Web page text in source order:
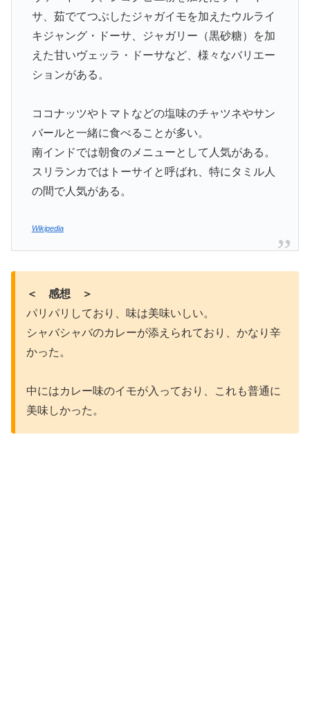
サ、茹でてつぶしたジャガイモを加えたウルライ
キジャング・ドーサ、ジャガリー（黒砂糖）を加
えた甘いヴェッラ・ドーサなど、様々なバリエー
ションがある。
ココナッツやトマトなどの塩味のチャツネやサン
バールと一緒に食べることが多い。
南インドでは朝食のメニューとして人気がある。
スリランカではトーサイと呼ばれ、特にタミル人
の間で人気がある。
Wikipedia
＜ 感想 ＞
パリパリしており、味は美味いしい。
シャバシャバのカレーが添えられており、かなり辛
かった。
中にはカレー味のイモが入っており、これも普通に
美味しかった。